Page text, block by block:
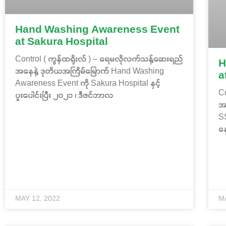
Hand Washing Awareness Event
at Sakura Hospital
Control ( ကွန်ထရိုးလ် ) – ရေမလိုလက်သန့်ဆေးရည်
အနေနဲ့ ဒုတိယအကြိမ်မြောက် Hand Washing
Awareness Event ကို Sakura Hospital နှင့်
ပူးပေါင်းပြီး ၂၀၂၁ ၊ ဒီဇင်ဘာလ
MAY 12, 2022
အ
န